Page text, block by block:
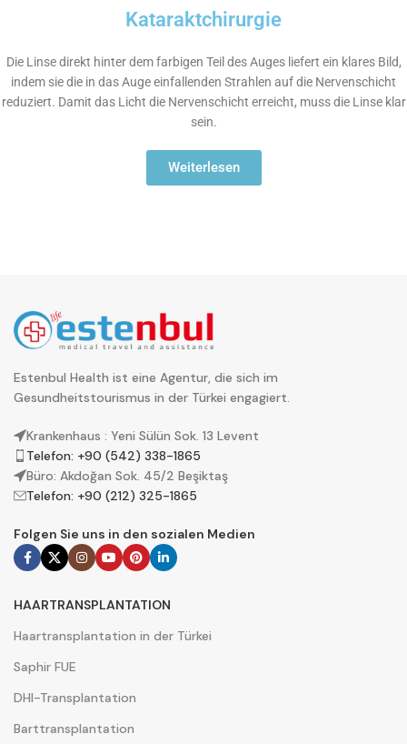
Kataraktchirurgie
Die Linse direkt hinter dem farbigen Teil des Auges liefert ein klares Bild,
indem sie die in das Auge einfallenden Strahlen auf die Nervenschicht
reduziert. Damit das Licht die Nervenschicht erreicht, muss die Linse klar
sein.
Weiterlesen
Estenbul Health ist eine Agentur, die sich im
Gesundheitstourismus in der Türkei engagiert.
Krankenhaus : Yeni Sülün Sok. 13 Levent
Telefon: +90 (542) 338-1865
Büro: Akdoğan Sok. 45/2 Beşiktaş
Telefon: +90 (212) 325-1865
Folgen Sie uns in den sozialen Medien
HAARTRANSPLANTATION
Haartransplantation in der Türkei
Saphir FUE
DHI-Transplantation
Barttransplantation